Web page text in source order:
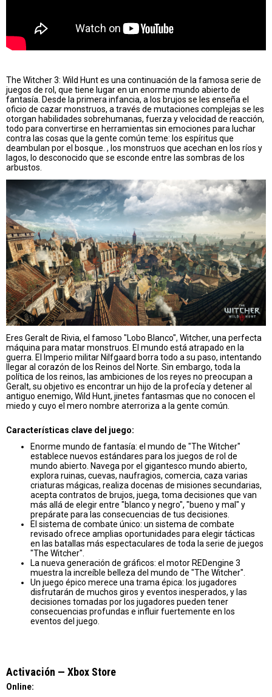
The Witcher 3: Wild Hunt es una continuación de la famosa serie de
juegos de rol, que tiene lugar en un enorme mundo abierto de
fantasía. Desde la primera infancia, a los brujos se les enseña el
oficio de cazar monstruos, a través de mutaciones complejas se les
otorgan habilidades sobrehumanas, fuerza y velocidad de reacción,
todo para convertirse en herramientas sin emociones para luchar
contra las cosas que la gente común teme: los espíritus que
deambulan por el bosque. , los monstruos que acechan en los ríos y
lagos, lo desconocido que se esconde entre las sombras de los
arbustos.
Eres Geralt de Rivia, el famoso "Lobo Blanco", Witcher, una perfecta
máquina para matar monstruos. El mundo está atrapado en la
guerra. El Imperio militar Nilfgaard borra todo a su paso, intentando
llegar al corazón de los Reinos del Norte. Sin embargo, toda la
política de los reinos, las ambiciones de los reyes no preocupan a
Geralt, su objetivo es encontrar un hijo de la profecía y detener al
antiguo enemigo, Wild Hunt, jinetes fantasmas que no conocen el
miedo y cuyo el mero nombre aterroriza a la gente común.
Características clave del juego:
Enorme mundo de fantasía: el mundo de "The Witcher"
establece nuevos estándares para los juegos de rol de
mundo abierto. Navega por el gigantesco mundo abierto,
explora ruinas, cuevas, naufragios, comercia, caza varias
criaturas mágicas, realiza docenas de misiones secundarias,
acepta contratos de brujos, juega, toma decisiones que van
más allá de elegir entre "blanco y negro", "bueno y mal" y
prepárate para las consecuencias de tus decisiones.
El sistema de combate único: un sistema de combate
revisado ofrece amplias oportunidades para elegir tácticas
en las batallas más espectaculares de toda la serie de juegos
"The Witcher".
La nueva generación de gráficos: el motor REDengine 3
muestra la increíble belleza del mundo de "The Witcher".
Un juego épico merece una trama épica: los jugadores
disfrutarán de muchos giros y eventos inesperados, y las
decisiones tomadas por los jugadores pueden tener
consecuencias profundas e influir fuertemente en los
eventos del juego.
Activación — Хbox Store
Online: